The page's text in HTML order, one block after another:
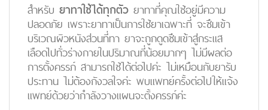
สำหรับ ยาทาใช้ได้ทุกตัว ยาทาที่คุณใช้อยู่มีความ
ปลอดภัย เพราะยาทาเป็นการใช้ยาเฉพาะที่ จะซึมเข้า
บริเวณผิวหนังส่วนที่ทา ยาจะถูกดูดซึมเข้าสู่กระแส
เลือดไปทั่วร่างกายในปริมาณที่น้อยมากๆ ไม่มีผลต่อ
การตั้งครรภ์ สามารถใช้ได้ต่อไปค่ะ ไม่เหมือนกับยารับ
ประทาน ไม่ต้องกังวลใจค่ะ พบแพทย์ครั้งต่อไปให้แจ้ง
แพทย์ด้วยว่ากำลังวางแผนจะตั้งครรภ์ค่ะ